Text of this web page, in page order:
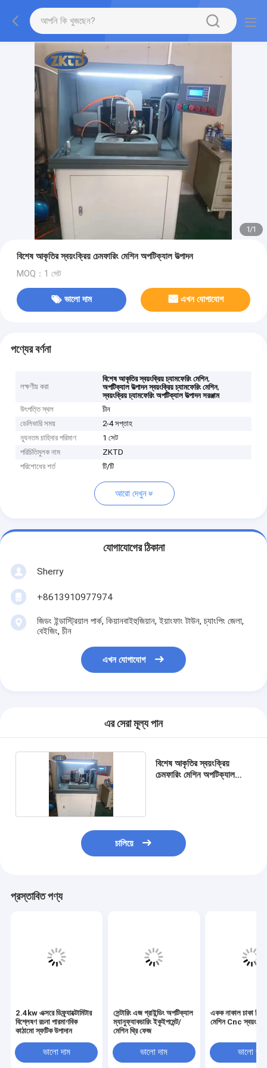
1/1
বিশেষ আকৃতির স্বয়ংক্রিয় চেমফারিং মেশিন অপটিক্যাল উত্পাদন
MOQ：1 সেট
ভালো দাম এখন যোগাযোগ
পণ্যের বর্ণনা
লক্ষণীয় করা
বিশেষ আকৃতির স্বয়ংক্রিয় চ্যামফেরিং মেশিন,
অপটিক্যাল উত্পাদন স্বয়ংক্রিয় চ্যামফেরিং মেশিন,
স্বয়ংক্রিয় চ্যামফেরিং অপটিক্যাল উত্পাদন সরঞ্জাম
উৎপত্তি স্থল
চীন
ডেলিভারি সময়
2-4 সপ্তাহ
ন্যূনতম চাহিদার পরিমাণ
1 সেট
পরিচিতিমুলক নাম
ZKTD
পরিশোধের শর্ত
টি/টি
আরো দেখুন
যোগাযোগের ঠিকানা
Sherry
+8613910977974
জিডং ইন্ডাস্ট্রিয়াল পার্ক, কিয়ানবাইহুজিয়ান, ইয়াংফাং টাউন, চ্যাংপিং জেলা,
বেইজিং, চীন
এখন যোগাযোগ
এর সেরা মূল্য পান
বিশেষ আকৃতির স্বয়ংক্রিয়
চেমফারিং মেশিন অপটিক্যাল
চালিয়ে
প্রস্তাবিত পণ্য
2.4kw এক্সরে ডিফ্র্যাক্টোমিটার
বিশ্লেষণ রচনা পারমাণবিক
কাঠামো স্ফটিক উপাদান
ভালো দাম
সেন্টারিং এজ গ্রাইন্ডিং অপটিক্যাল
ম্যানুফ্যাকচারিং ইকুইপমেন্ট/
মেশিন থ্রি ফেজ
ভালো দাম
একক নাকাল চাকা মিল
মেশিন Cnc
ভালো দাম